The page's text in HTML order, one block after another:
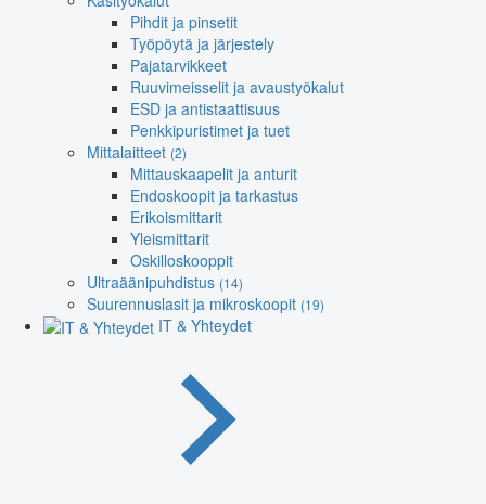
Pihdit ja pinsetit
Työpöytä ja järjestely
Pajatarvikkeet
Ruuvimeisselit ja avaustyökalut
ESD ja antistaattisuus
Penkkipuristimet ja tuet
Mittalaitteet (2)
Mittauskaapelit ja anturit
Endoskoopit ja tarkastus
Erikoismittarit
Yleismittarit
Oskilloskooppit
Ultraäänipuhdistus (14)
Suurennuslasit ja mikroskoopit (19)
IT & Yhteydet